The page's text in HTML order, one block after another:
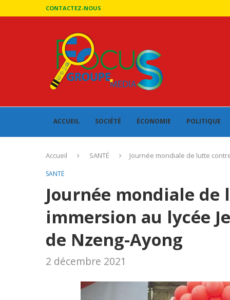
CONTACTEZ-NOUS
ACCUEIL SOCIÉTÉ ÉCONOMIE POLITIQUE
Accueil SANTÉ Journée mondiale de lutte
SANTÉ
Journée mondiale de
immersion au lycée
de Nzeng-Ayong
2 décembre 2021